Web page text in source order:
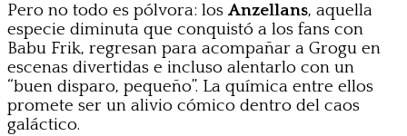
Pero no todo es pólvora: los Anzellans, aquella
especie diminuta que conquistó a los fans con
Babu Frik, regresan para acompañar a Grogu en
escenas divertidas e incluso alentarlo con un
“buen disparo, pequeño”. La química entre ellos
promete ser un alivio cómico dentro del caos
galáctico.